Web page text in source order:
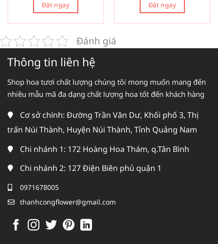
Đặt ngay Đặt ngay
Đánh giá
Thông tin liên hệ
Shop hoa tươi chất lượng chúng tôi mong muốn mang đến
nhiều mẫu mã đa dạng chất lượng hoa tốt đến khách hàng
Cơ sở chính: Đường Trần Văn Dư, Khối phố 3, Thị
trấn Núi Thành, Huyện Núi Thành, Tỉnh Quảng Nam
Chi nhánh 1: 172 Hoàng Hoa Thám, q.Tân Bình
Chi nhánh 2: 127 Điện Biên phủ quận 1
0971678005
thanhcongflower@gmail.com